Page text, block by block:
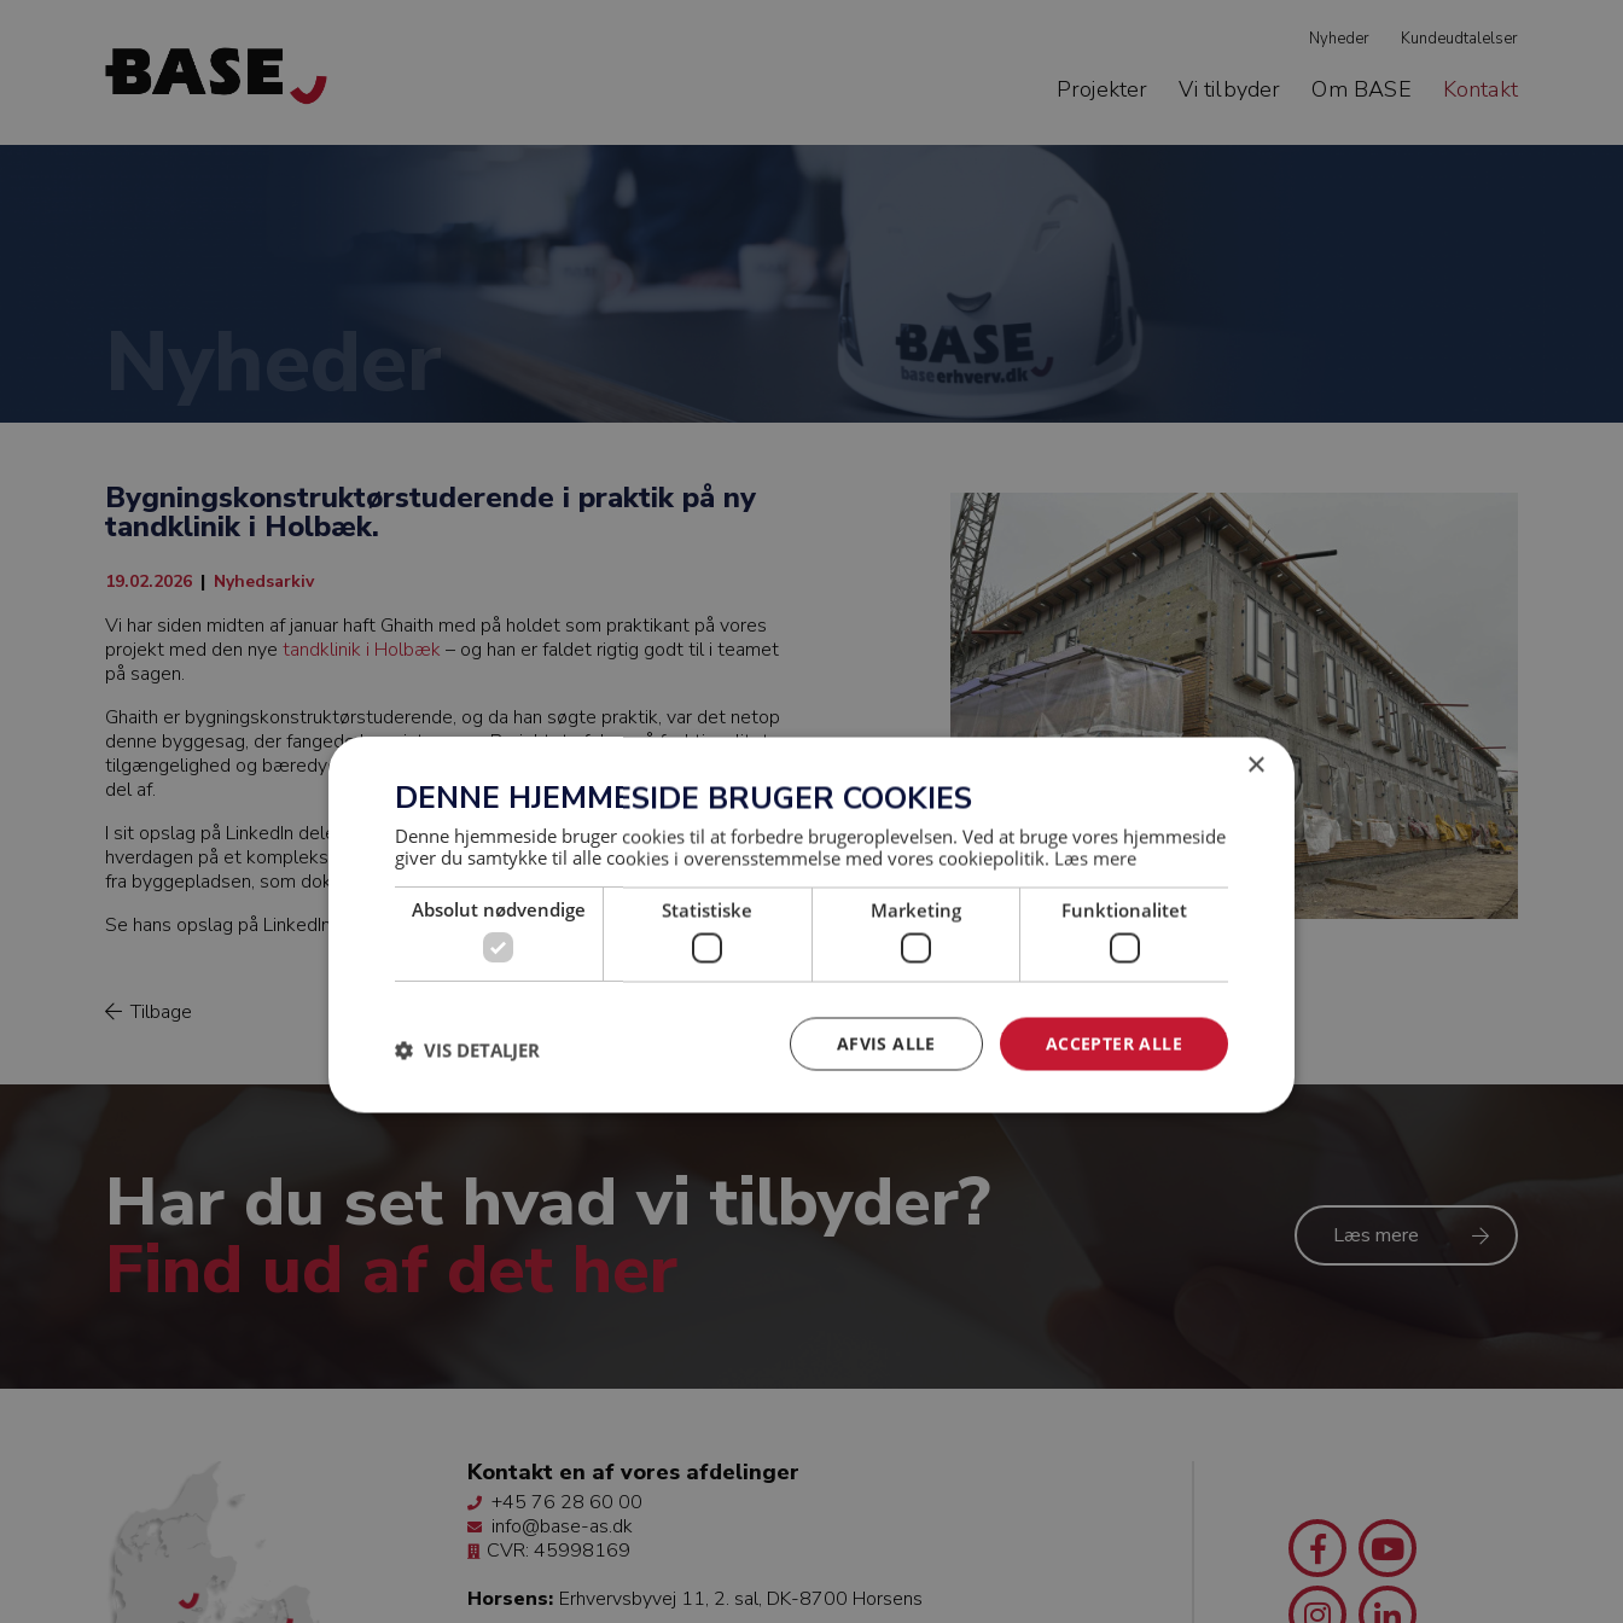
Nyheder Kundeudtalelser
Projekter Vi tilbyder Om BASE Kontakt
Nyheder
Bygningskonstruktørstuderende i praktik på ny
tandklinik i Holbæk.
19.02.2026 | Nyhedsarkiv
Vi har siden midten af januar haft Ghaith med på holdet som praktikant på vores
projekt med den nye tandklinik i Holbæk – og han er faldet rigtig godt til i teamet
på sagen.
Ghaith er bygningskonstruktørstuderende, og da han søgte praktik, var det netop
denne byggesag, der fangede hans interesse. Projektets fokus på funktionalitet,
tilgængelighed og bæredygtighed gjorde det til et projekt, han gerne ville være en
del af.
I sit opslag på LinkedIn deler han sine oplevelser fra praktikken og giver et indblik i
hverdagen på et komplekst byggeri. Han har desuden taget nogle gode billeder
fra byggepladsen, som dokumenterer byggeriets stadie og udvikling.
Se hans opslag på LinkedIn her:
Ghaith Al-Bayatti praktik hos BASE Erhverv
Tilbage
Har du set hvad vi tilbyder?
Find ud af det her Læs mere
Kontakt en af vores afdelinger
+45 76 28 60 00
info@base-as.dk
CVR: 45998169
Horsens: Erhvervsbyvej 11, 2. sal, DK-8700 Horsens
×
DENNE HJEMMESIDE BRUGER COOKIES
Denne hjemmeside bruger cookies til at forbedre brugeroplevelsen. Ved at bruge vores hjemmeside
giver du samtykke til alle cookies i overensstemmelse med vores cookiepolitik. Læs mere
Absolut nødvendige Statistiske Marketing Funktionalitet
ACCEPTER ALLE
AFVIS ALLE
VIS DETALJER